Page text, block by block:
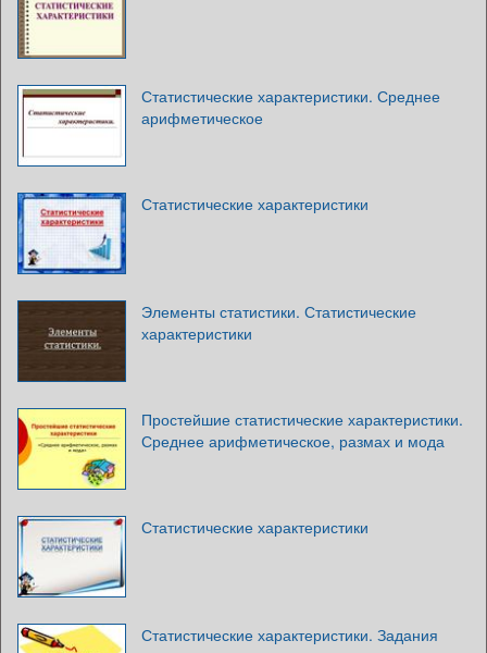
Статистические характеристики. Среднее
арифметическое
Статистические характеристики
Элементы статистики. Статистические
характеристики
Простейшие статистические характеристики.
Среднее арифметическое, размах и мода
Статистические характеристики
Статистические характеристики. Задания